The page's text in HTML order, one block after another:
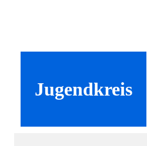
Jugendkreis